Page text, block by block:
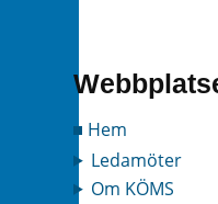
Hem
Ledamöter
Om KÖMS